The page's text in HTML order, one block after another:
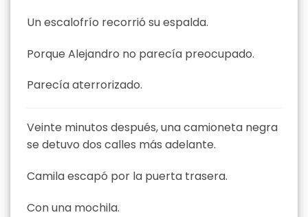
Un escalofrío recorrió su espalda.
Porque Alejandro no parecía preocupado.
Parecía aterrorizado.
Veinte minutos después, una camioneta negra
se detuvo dos calles más adelante.
Camila escapó por la puerta trasera.
Con una mochila.